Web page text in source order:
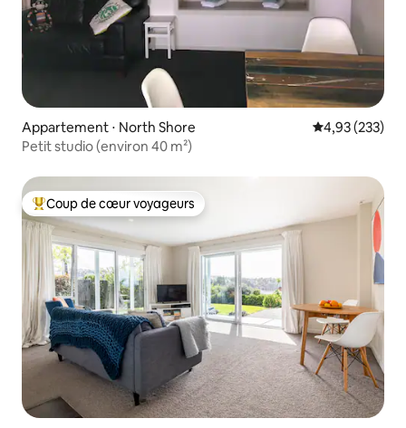
Appartement ⋅ North Shore Évaluation
4,93 (233)
Petit studio (environ 40 m²)
Coups de cœur voyageurs les plus appréciés
Coup de cœur voyageurs